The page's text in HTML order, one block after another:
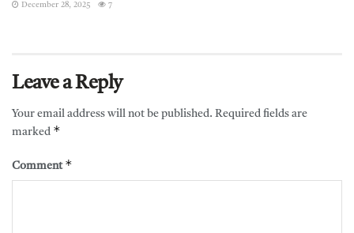
December 28, 2025 7
Leave a Reply
Your email address will not be published. Required fields are
marked *
Comment *